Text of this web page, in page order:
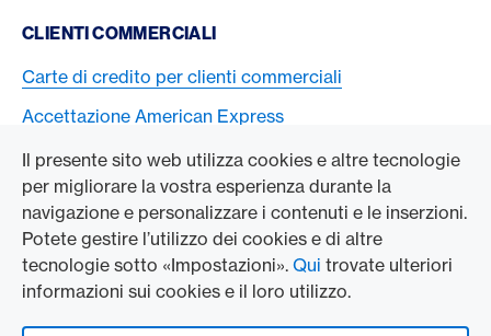
Il presente sito web utilizza cookies e altre tecnologie
per migliorare la vostra esperienza durante la
navigazione e personalizzare i contenuti e le inserzioni.
Potete gestire l’utilizzo dei cookies e di altre
tecnologie sotto «Impostazioni». Qui trovate ulteriori
informazioni sui cookies e il loro utilizzo.
CLIENTI COMMERCIALI
Carte di credito per clienti commerciali
Accettazione American Express
L’AZIENDA
Swisscard AECS GmbH
American Express Globale
Contact & Social channels